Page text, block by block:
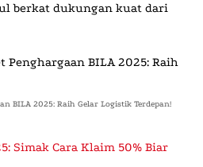
berkat dukungan kuat dari
BILA 2025: Raih Gelar Logistik Terdepan!
Simak Cara Klaim 50% Biar